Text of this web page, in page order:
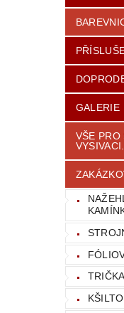
GALERIE
VŠE PRO